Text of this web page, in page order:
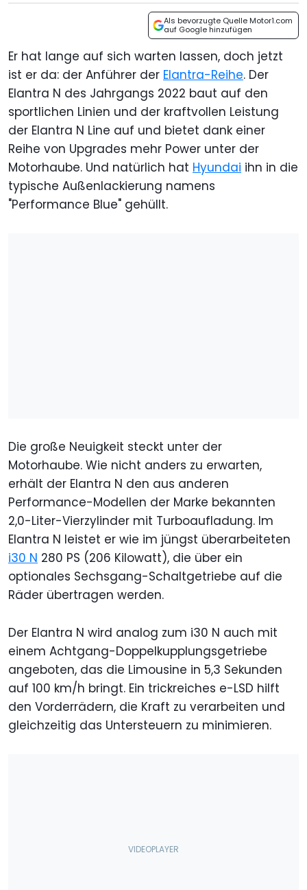
Als bevorzugte Quelle Motor1.com
auf Google hinzufügen
Er hat lange auf sich warten lassen, doch jetzt
ist er da: der Anführer der Elantra-Reihe. Der
Elantra N des Jahrgangs 2022 baut auf den
sportlichen Linien und der kraftvollen Leistung
der Elantra N Line auf und bietet dank einer
Reihe von Upgrades mehr Power unter der
Motorhaube. Und natürlich hat Hyundai ihn in die
typische Außenlackierung namens
"Performance Blue" gehüllt.
Die große Neuigkeit steckt unter der
Motorhaube. Wie nicht anders zu erwarten,
erhält der Elantra N den aus anderen
Performance-Modellen der Marke bekannten
2,0-Liter-Vierzylinder mit Turboaufladung. Im
Elantra N leistet er wie im jüngst überarbeiteten
i30 N 280 PS (206 Kilowatt), die über ein
optionales Sechsgang-Schaltgetriebe auf die
Räder übertragen werden.
Der Elantra N wird analog zum i30 N auch mit
einem Achtgang-Doppelkupplungsgetriebe
angeboten, das die Limousine in 5,3 Sekunden
auf 100 km/h bringt. Ein trickreiches e-LSD hilft
den Vorderrädern, die Kraft zu verarbeiten und
gleichzeitig das Untersteuern zu minimieren.